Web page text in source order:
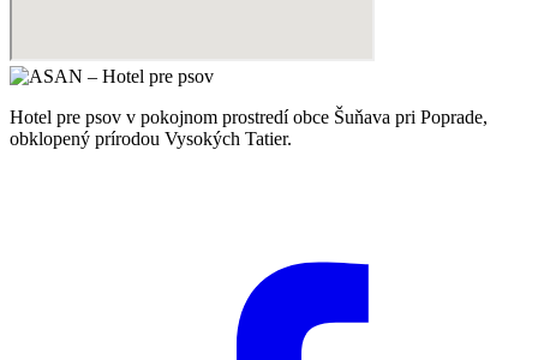
Hotel pre psov v pokojnom prostredí obce Šuňava pri Poprade,
obklopený prírodou Vysokých Tatier.